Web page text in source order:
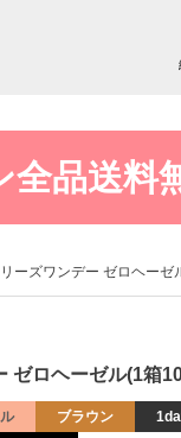
全品送料
ーズワンデー ゼロヘーゼ
ゼロヘーゼル(1箱
ブラウン